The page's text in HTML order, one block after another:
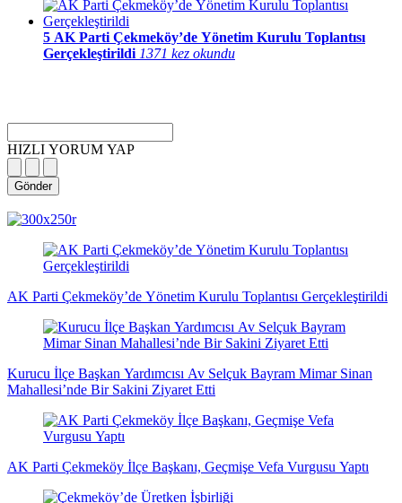
5 AK Parti Çekmeköy’de Yönetim Kurulu Toplantısı
Gerçekleştirildi 1371 kez okundu
HIZLI YORUM YAP
Gönder
haberleri
haberleri
haberleri
dakika
haberleri
dakika
haberleri
dakika
haberleri
haberler
haberler
haberleri
haberleri
haberleri
AK Parti Çekmeköy’de Yönetim Kurulu Toplantısı Gerçekleştirildi
Kurucu İlçe Başkan Yardımcısı Av Selçuk Bayram Mimar Sinan
Mahallesi’nde Bir Sakini Ziyaret Etti
AK Parti Çekmeköy İlçe Başkanı, Geçmişe Vefa Vurgusu Yaptı